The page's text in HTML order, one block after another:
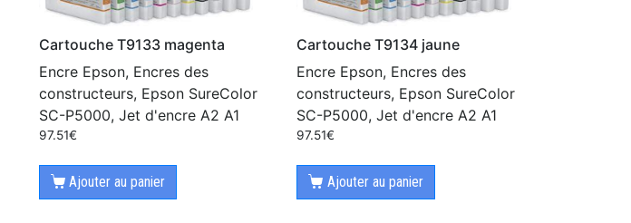
Cartouche T9133 magenta
Encre Epson, Encres des
constructeurs, Epson SureColor
SC-P5000, Jet d'encre A2 A1
97.51€
Ajouter au panier
Cartouche T9134 jaune
Encre Epson, Encres des
constructeurs, Epson SureColor
SC-P5000, Jet d'encre A2 A1
97.51€
Ajouter au panier